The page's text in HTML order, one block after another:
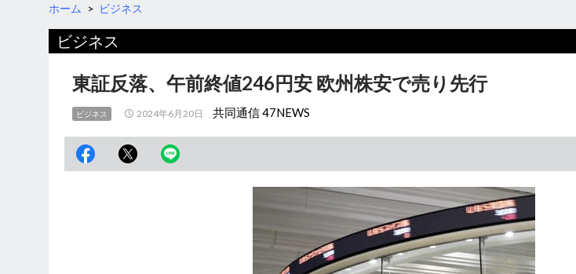
ホーム > ビジネス
ビジネス
東証反落、午前終値246円安 欧州株安で売り先行
ビジネス 2024年6月20日 共同通信 47NEWS